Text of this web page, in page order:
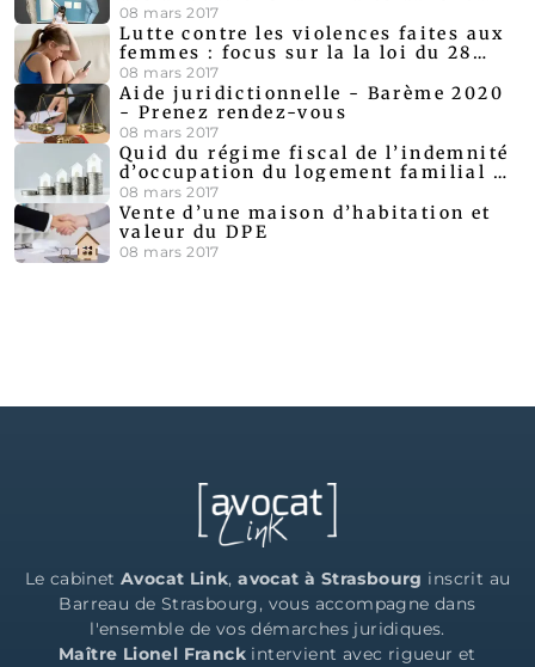
cadre d'un divorce amiable
08 mars 2017
Lutte contre les violences faites aux
femmes : focus sur la la loi du 28
décembre 2019
08 mars 2017
Aide juridictionnelle - Barème 2020
- Prenez rendez-vous
08 mars 2017
Quid du régime fiscal de l’indemnité
d’occupation du logement familial au
cours d’une procédure de divorce ?
08 mars 2017
Vente d’une maison d’habitation et
valeur du DPE
08 mars 2017
Le cabinetAvocat Link,avocat à Strasbourg inscrit au
Barreau de Strasbourg, vous accompagne dans
l'ensemble de vos démarches juridiques.
Maître Lionel Franck intervient avec rigueur et